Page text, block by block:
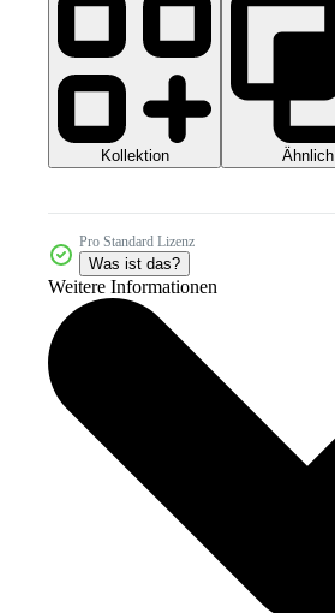
Kollektion Ähnlich
Pro Standard Lizenz
Was ist das?
Weitere Informationen